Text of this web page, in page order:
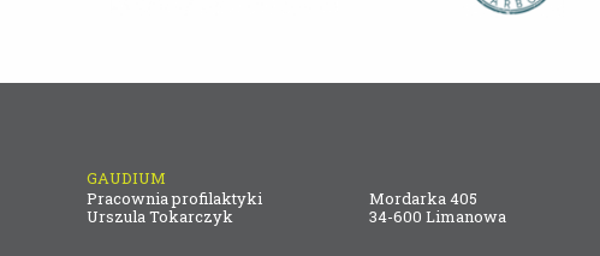
GAUDIUM
Pracownia profilaktyki
Urszula Tokarczyk
Mordarka 405
34-600 Limanowa